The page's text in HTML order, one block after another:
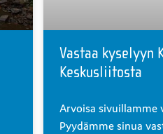
Vastaa kyselyyn
Keskusliitosta
Arvoisa sivuillamme
Pyydämme sinua